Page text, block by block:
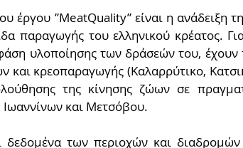
έργου ”MeatQuality” είναι η ανάδειξη
παραγωγής του ελληνικού κρέατος.
υλοποίησης των δράσεών του, έχουν
κρεοπαραγωγής (Καλαρρύτικο,
της κίνησης ζώων σε
και Μετσόβου.
δεδομένα των περιοχών και